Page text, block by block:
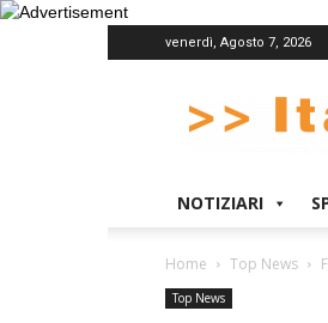
venerdì, Agosto 7, 2026
NOTIZIARI
Home Top News
Top News